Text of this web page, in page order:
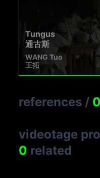
Tungus
通古斯
WANG Tuo
王拓
references / 0
videotage
0 related